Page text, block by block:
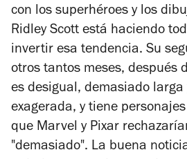
con los superhéroes y los
Ridley Scott está haciendo
invertir esa tendencia. Su
otros tantos meses, después
es desigual, demasiado
exagerada, y tiene
que Marvel y Pixar
"demasiado". La buena